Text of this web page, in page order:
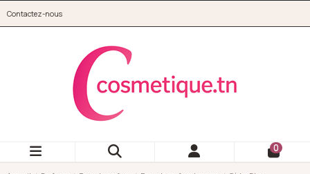
Contactez-nous
0